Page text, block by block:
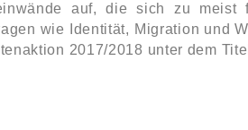
auf, die sich zu meist
wie Identität, Migration und
2017/2018 unter dem Titel